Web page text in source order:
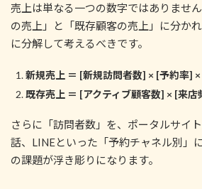
売上は単なる一つの数字ではありませ
の売上」と「既存顧客の売上」に分か
に分解して考えるべきです。
新規売上 ＝ [新規訪問者数] × [予約率]
既存売上 ＝ [アクティブ顧客数] × [来店
さらに「訪問者数」を、ポータルサイ
話、LINEといった「予約チャネル別」
の課題が浮き彫りになります。